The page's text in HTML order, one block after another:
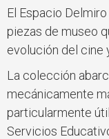
El Espacio
piezas de museo
evolución del cine
La colección
mecánicamente
particularmente
Servicios